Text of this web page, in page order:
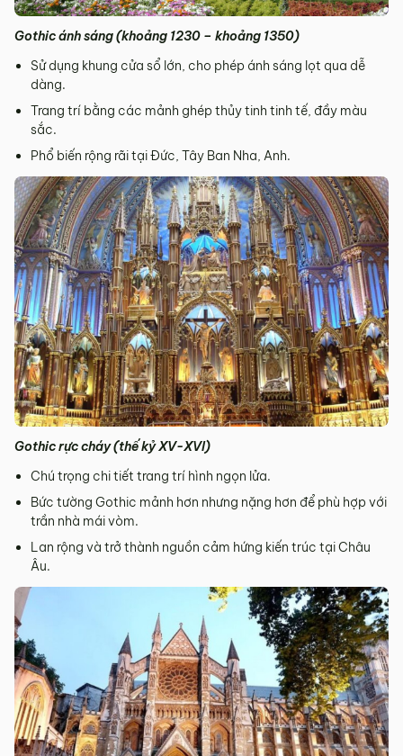
Gothic ánh sáng (khoảng 1230 – khoảng 1350)
Sử dụng khung cửa sổ lớn, cho phép ánh sáng lọt qua dễ
dàng.
Trang trí bằng các mảnh ghép thủy tinh tinh tế, đầy màu
sắc.
Phổ biến rộng rãi tại Đức, Tây Ban Nha, Anh.
Gothic rực cháy (thế kỷ XV-XVI)
Chú trọng chi tiết trang trí hình ngọn lửa.
Bức tường Gothic mảnh hơn nhưng nặng hơn để phù hợp với
trần nhà mái vòm.
Lan rộng và trở thành nguồn cảm hứng kiến trúc tại Châu
Âu.